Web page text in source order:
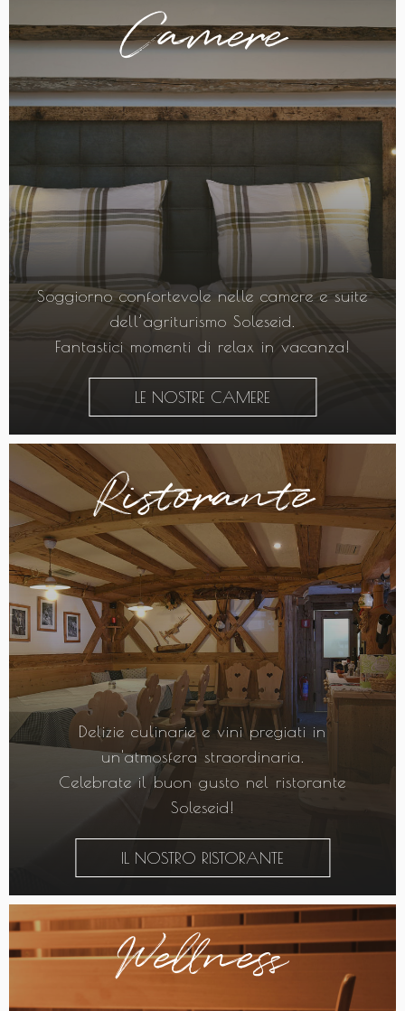
Camere
Soggiorno confortevole nelle camere e suite
dell’agriturismo Soleseid.
Fantastici momenti di relax in vacanza!
LE NOSTRE CAMERE
Ristorante
Delizie culinarie e vini pregiati in
un'atmosfera straordinaria.
Celebrate il buon gusto nel ristorante
Soleseid!
IL NOSTRO RISTORANTE
Wellness